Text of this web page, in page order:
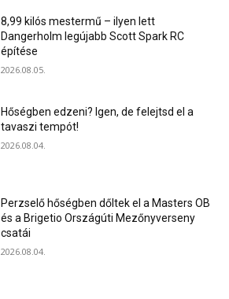
8,99 kilós mestermű – ilyen lett
Dangerholm legújabb Scott Spark RC
építése
2026.08.05.
Hőségben edzeni? Igen, de felejtsd el a
tavaszi tempót!
2026.08.04.
Perzselő hőségben dőltek el a Masters OB
és a Brigetio Országúti Mezőnyverseny
csatái
2026.08.04.